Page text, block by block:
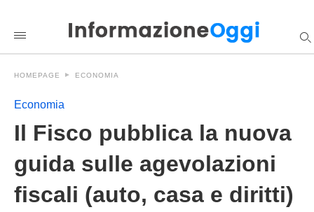
informazioneoggi
/2026/05/04/il-
pubblica-
nuova-
sulle-
fiscali-
diritti-
disabilita-
HOMEPAGE ECONOMIA
Economia
Il Fisco pubblica la nuova
guida sulle agevolazioni
fiscali (auto, casa e diritti)